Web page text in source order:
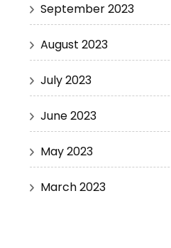
September 2023
August 2023
July 2023
June 2023
May 2023
March 2023